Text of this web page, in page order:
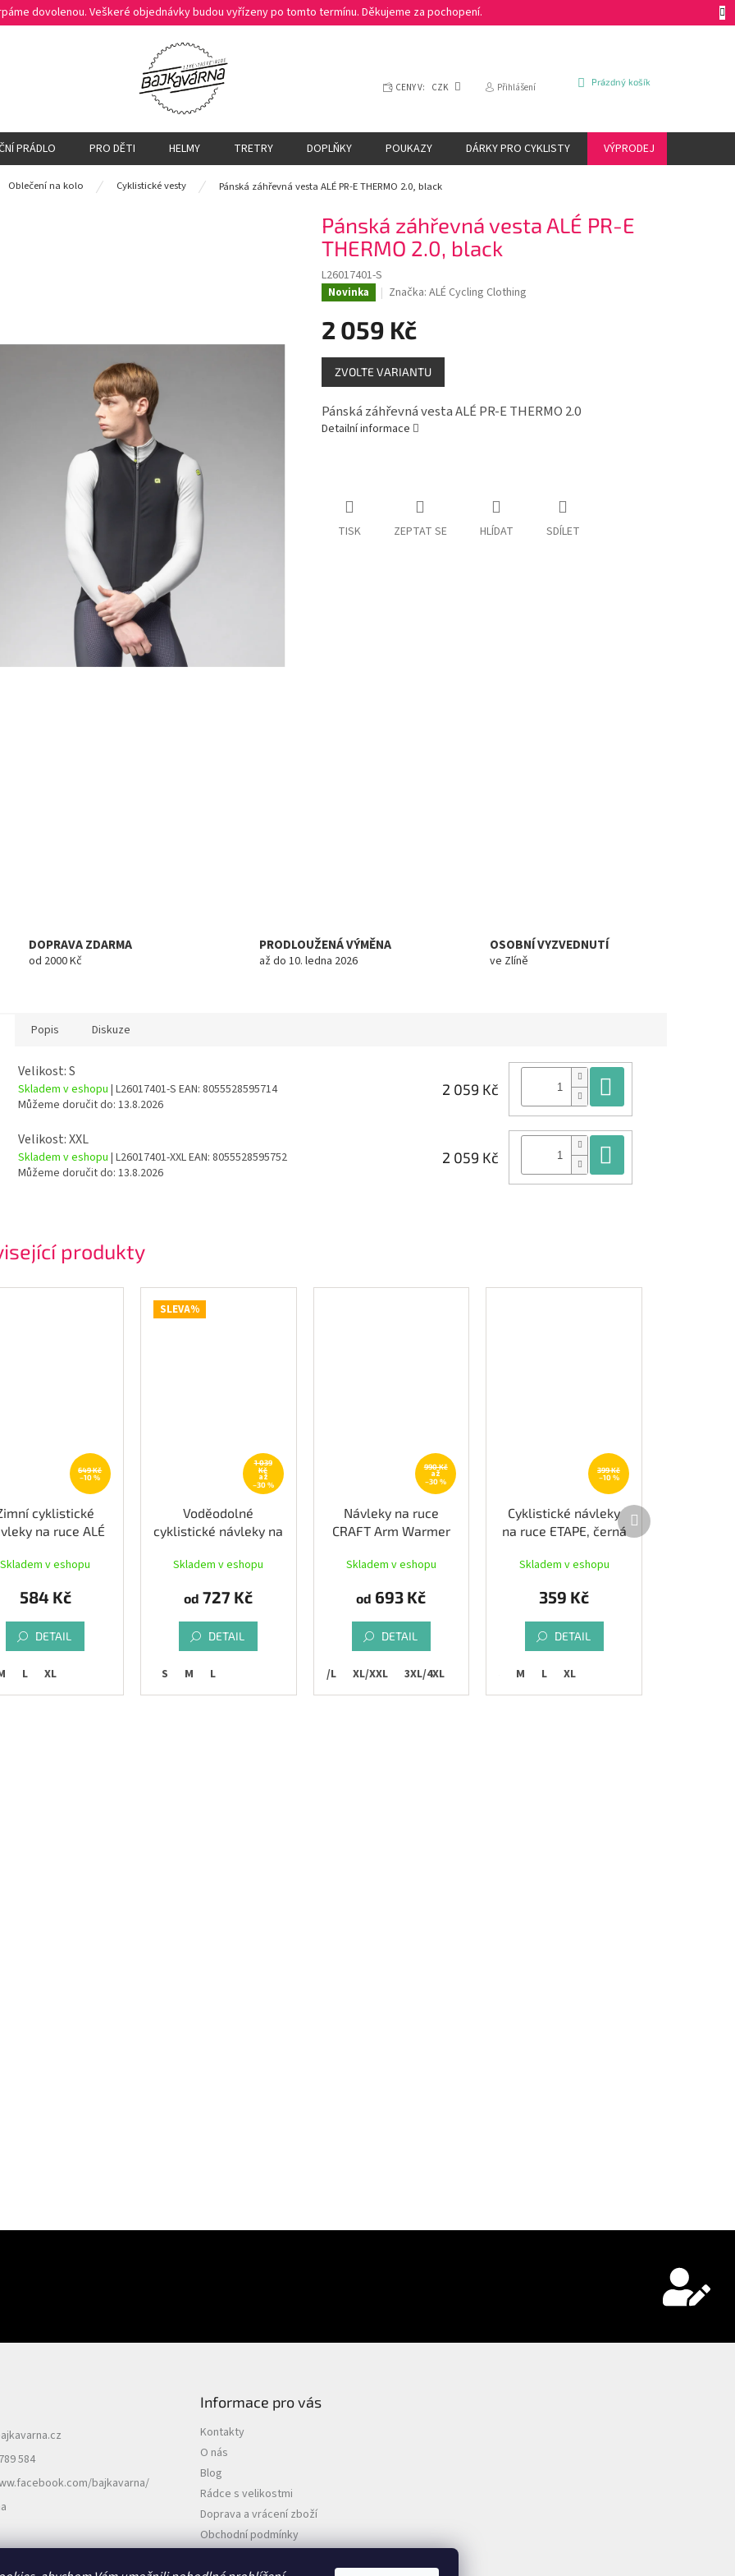
dovolenou. Veškeré objednávky budou vyřízeny po tomto termínu. Děkujeme za pochopení.
CENY V: CZK Přihlášení
NÁKUPNÍ
Prázdný košík
PRÁDLO PRO DĚTI HELMY TRETRY DOPLŇKY POUKAZY DÁRKY PRO CYKLISTY VÝPRODEJ
Oblečení na kolo Cyklistické vesty Pánská záhřevná vesta ALÉ PR-E THERMO 2.0, black
Pánská záhřevná vesta ALÉ PR-E
THERMO 2.0, black
L26017401-S
Novinka Značka:ALÉ Cycling Clothing
2 059 Kč
Měrná
cena:
ZVOLTE VARIANTU
Pánská záhřevná vesta ALÉ PR-E THERMO 2.0
Detailní informace
TISK ZEPTAT SE HLÍDAT SDÍLET
DOPRAVA ZDARMA
od 2000 Kč
PRODLOUŽENÁ VÝMĚNA
až do 10. ledna 2026
OSOBNÍ VYZVEDNUTÍ
ve Zlíně
produkty
649 Kč
–10 %
cyklistické
na ruce ALÉ
Skladem v eshopu
584 Kč
DETAIL
L XL
SLEVA%
1 039
Kč
až
–30 %
Voděodolné
cyklistické návleky na
WINTER K-ATMO
Skladem v eshopu
od 727 Kč
DETAIL
S M L
990 Kč
až
–30 %
Návleky na ruce
CRAFT Arm Warmer
Skladem v eshopu
od 693 Kč
DETAIL
M/L XL/XXL 3XL/4XL
399 Kč
–10 %
Cyklistické návleky
na ruce ETAPE, černá
Skladem v eshopu
359 Kč
DETAIL
M L XL
Další
produkt
Popis Diskuze
Velikost: S
Skladem v eshopu | L26017401-S EAN: 8055528595714
Můžeme doručit do: 13.8.2026
2 059 Kč
Velikost: XXL
Skladem v eshopu | L26017401-XXLEAN: 8055528595752
Můžeme doručit do: 13.8.2026
2 059 Kč
584
bajkavarna/
Informace pro vás
Kontakty
O nás
Blog
Rádce s velikostmi
Doprava a vrácení zboží
Obchodní podmínky